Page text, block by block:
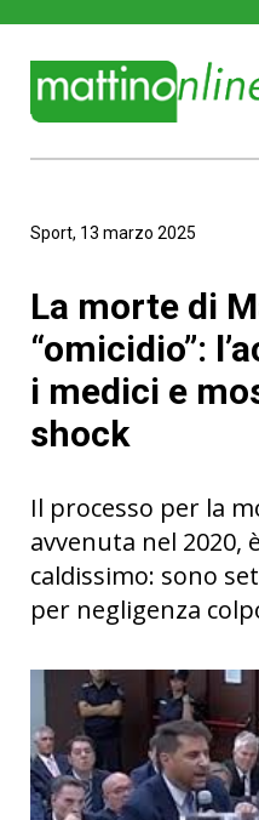
Sport, 13 marzo 2025
La morte di
“omicidio”:
i medici e
shock
Il processo per la
avvenuta nel 2020,
caldissimo: sono
per negligenza